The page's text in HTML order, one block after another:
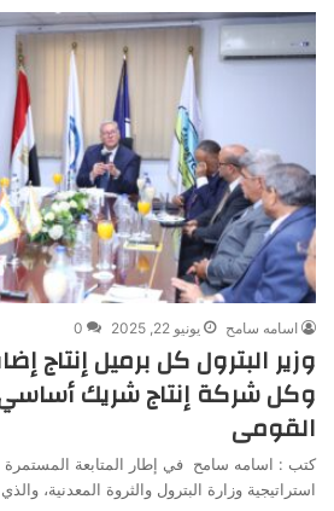
اسامه سامح يونيو 22, 2025 0
وزير البترول كل برميل إنتاج
وكل شركة إنتاج شريك أساسي
القومى
كتب : اسامه سامح في إطار المتابعة المستمرة
استراتيجية وزارة البترول والثروة المعدنية،